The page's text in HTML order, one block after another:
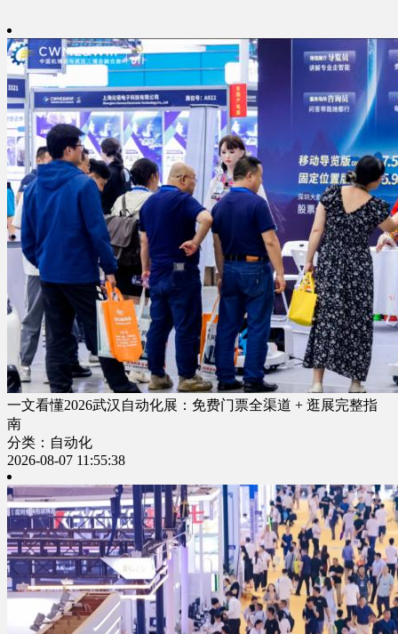
一文看懂2026武汉自动化展：免费门票全渠道 + 逛展完整指
南
分类：自动化
2026-08-07 11:55:38